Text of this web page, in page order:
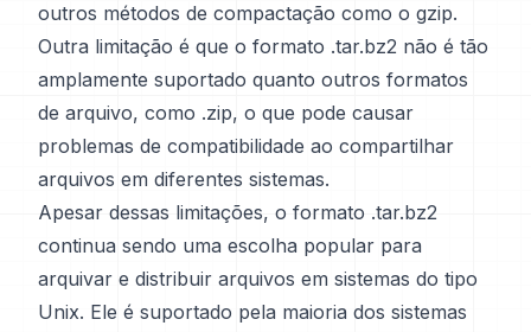
outros métodos de compactação como o gzip.
Outra limitação é que o formato .tar.bz2 não é tão
amplamente suportado quanto outros formatos
de arquivo, como .zip, o que pode causar
problemas de compatibilidade ao compartilhar
arquivos em diferentes sistemas.
Apesar dessas limitações, o formato .tar.bz2
continua sendo uma escolha popular para
arquivar e distribuir arquivos em sistemas do tipo
Unix. Ele é suportado pela maioria dos sistemas